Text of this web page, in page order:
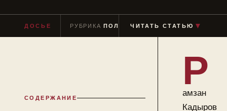
ДОСЬЕ РУБРИКАПОЛИТИКИ ЧТЕНИЕ≈ 9 МИН
ЧИТАТЬ СТАТЬЮ ▼
СОДЕРЖАНИЕ
Р
амзан
Кадыров